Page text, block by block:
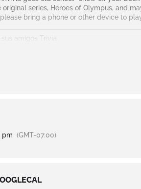
series, Heroes of Olympus, and
bring a phone or other device to
amigos Trivia
cubrimos los eventos de la serie
Apolo. Abierto a las edades de 11 a 20
pm (GMT-07:00)